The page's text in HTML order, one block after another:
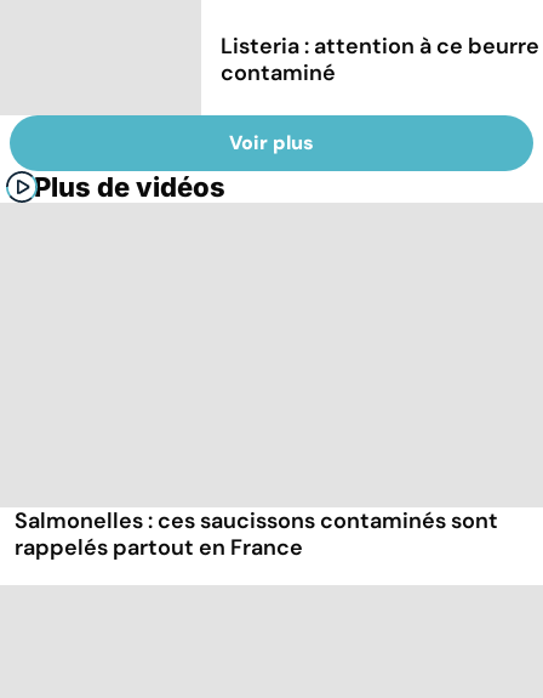
Listeria : attention à ce beurre
contaminé
Voir plus
Plus de vidéos
Salmonelles : ces saucissons contaminés sont
rappelés partout en France